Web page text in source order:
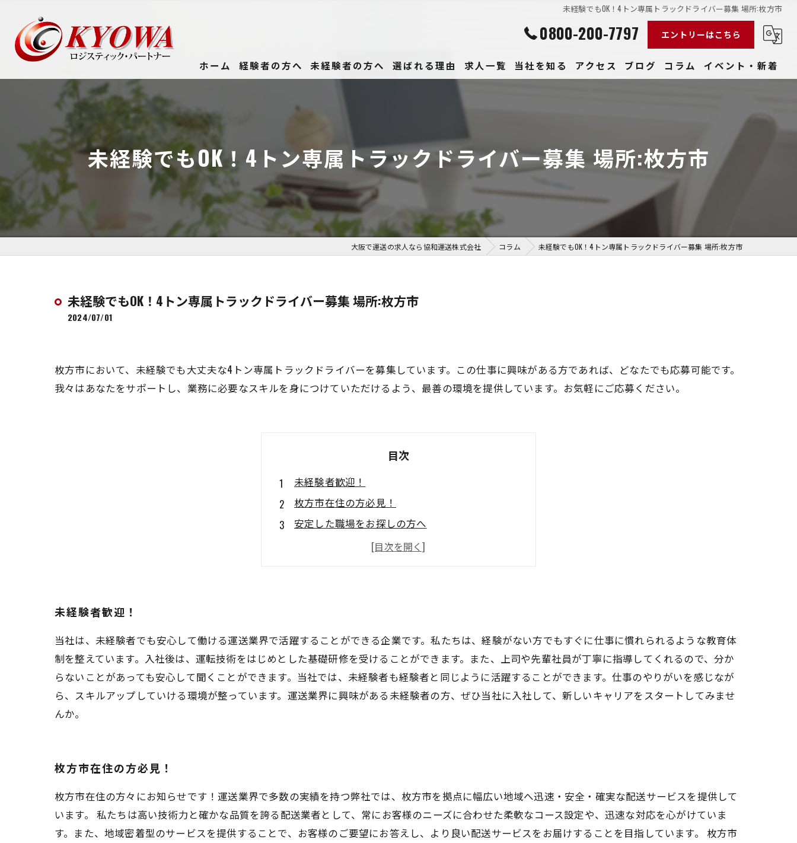
未経験でもOK！4トン専属トラックドライバー募集 場所:枚方市
0800-200-7797 エントリーはこちら
ホーム 経験者の方へ 未経験者の方へ 選ばれる理由 求人一覧 当社を知る
高収入
アクセス ブログ コラム イベント・新着
未経験でもOK！4トン専属トラックドライバー募集 場所:枚方市
大阪で運送の求人なら協和運送株式会社 コラム 未経験でもOK！4トン専属トラックドライバー募集 場所:枚方市
未経験でもOK！4トン専属トラックドライバー募集 場所:枚方市
2024/07/01
枚方市において、未経験でも大丈夫な4トン専属トラックドライバーを募集しています。この仕事に興味がある方であれば、どなたでも応募可能です。
我々はあなたをサポートし、業務に必要なスキルを身につけていただけるよう、最善の環境を提供しています。お気軽にご応募ください。
目次
未経験者歓迎！
枚方市在住の方必見！
安定した職場をお探しの方へ
高収入を目指すならココ！
未経験者歓迎！
当社は、未経験者でも安心して働ける運送業界で活躍することができる企業です。私たちは、経験がない方でもすぐに仕事に慣れられるような教育体
制を整えています。入社後は、運転技術をはじめとした基礎研修を受けることができます。また、上司や先輩社員が丁寧に指導してくれるので、分か
らないことがあっても安心して聞くことができます。当社では、未経験者も経験者と同じように活躍することができます。仕事のやりがいを感じなが
ら、スキルアップしていける環境が整っています。運送業界に興味がある未経験者の方、ぜひ当社に入社して、新しいキャリアをスタートしてみませ
んか。
枚方市在住の方必見！
枚方市在住の方々にお知らせです！運送業界で多数の実績を持つ弊社では、枚方市を拠点に幅広い地域へ迅速・安全・確実な配送サービスを提供して
います。 私たちは高い技術力と確かな品質を誇る配送業者として、常にお客様のニーズに合わせた柔軟なコース設定や、迅速な対応を心がけていま
す。また、地域密着型のサービスを提供することで、お客様のご要望にお答えし、より良い配送サービスをお届けすることを目指しています。 枚方市